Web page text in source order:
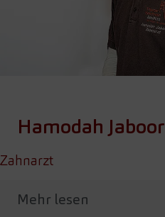
Hamodah Jaboor
Zahnarzt
Mehr lesen